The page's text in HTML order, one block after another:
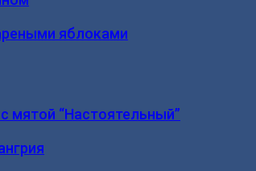
яблоками
мятой “Настоятельный”